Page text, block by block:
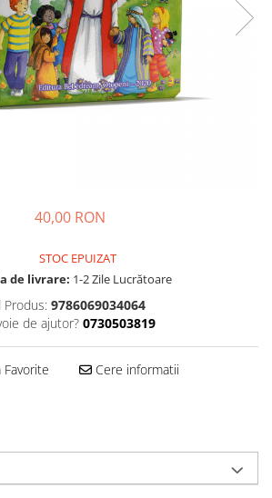
Căsătorie
Bisericii
Tinerii
40,00 RON
STOC EPUIZAT
de livrare: 1-2 Zile Lucrătoare
Produs: 9786069034064
de ajutor? 0730503819
Cere informatii